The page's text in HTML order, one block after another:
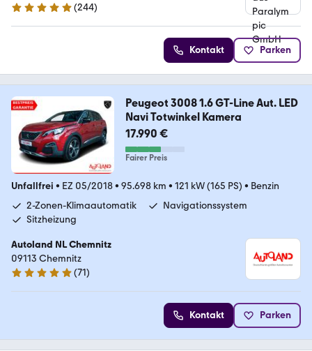
5 Sterne
(244)
Kontakt Parken
Peugeot 3008 1.6 GT-Line Aut. LED
Navi Totwinkel Kamera
17.990 €
Fairer Preis
Unfallfrei • EZ 05/2018• 95.698 km • 121 kW (165 PS) • Benzin
2-Zonen-Klimaautomatik
Navigationssystem
Sitzheizung
Autoland NL Chemnitz
09113 Chemnitz
4.8 Sterne
(71)
Kontakt Parken